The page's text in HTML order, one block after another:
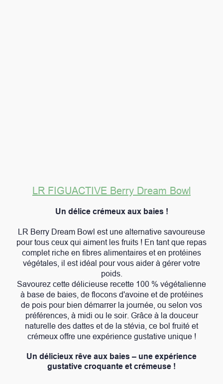
LR FIGUACTIVE Berry Dream Bowl
Un délice crémeux aux baies !
LR Berry Dream Bowl est une alternative savoureuse
pour tous ceux qui aiment les fruits ! En tant que repas
complet riche en fibres alimentaires et en protéines
végétales, il est idéal pour vous aider à gérer votre
poids.
Savourez cette délicieuse recette 100 % végétalienne
à base de baies, de flocons d'avoine et de protéines
de pois pour bien démarrer la journée, ou selon vos
préférences, à midi ou le soir. Grâce à la douceur
naturelle des dattes et de la stévia, ce bol fruité et
crémeux offre une expérience gustative unique !
Un délicieux rêve aux baies – une expérience
gustative croquante et crémeuse !